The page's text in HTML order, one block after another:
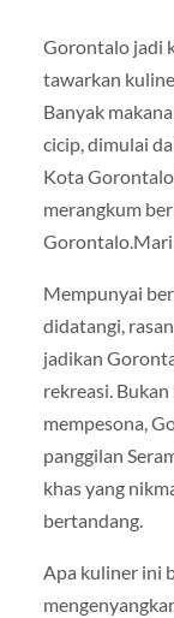
Gorontalo jadi
tawarkan
Banyak
cicip, dimulai
Kota
merangkum
Gorontalo.Mari
Mempunyai
didatangi,
jadikan
rekreasi.
mempesona,
panggilan
khas yang
bertandang.
Apa kuliner ini